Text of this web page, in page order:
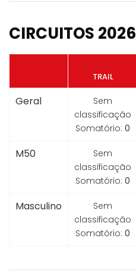
CIRCUITOS 2026
TRAIL
Geral
Sem
classificação
Somatório: 0
M50
Sem
classificação
Somatório: 0
Masculino
Sem
classificação
Somatório: 0